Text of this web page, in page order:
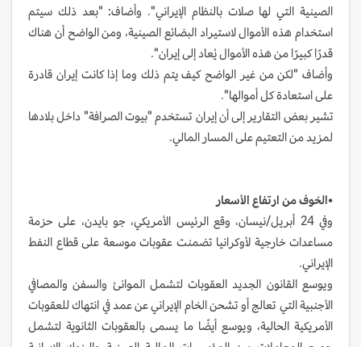
الصينية التي لها صلات بالنظام الإيراني". وأضاف: "بعد ذلك سيتم
استخدام هذه الأموال لاستيراد البضائع الصينية، ومن الواضح أن هناك
قدرًا كبيرًا من هذه الأموال يُعاد إلى إيران".
وأضاف "لكن من غير الواضح كيف يتم ذلك وما إذا كانت إيران قادرة
على استعادة كل أموالها".
تشير بعض التقارير إلى أن إيران تستخدم "بيوت الصرافة" داخل بلادها
لمزيد من التعتيم على المسار المالي.
•الخوف من ارتفاع الأسعار
وفي 24 أبريل/نيسان، وقع الرئيس الأمريكي، جو بايدن، على حزمة
مساعدات خارجية لأوكرانيا تضمنت عقوبات موسعة على قطاع النفط
الإيراني.
ويوسع القانون الجديد العقوبات لتشمل الموانئ والسفن والمصافي
الأجنبية التي تعالج أو تشحن الخام الإيراني عن عمد في انتهاك للعقوبات
الأمريكية الحالية، ويوسع أيضًا ما يسمى بالعقوبات الثانوية لتشمل